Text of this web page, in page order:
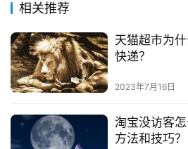
目
电
商
创
创
此时可以进入支付宝账户，
垫付的退款金额。而且这个退款交
解决，不需要你特别关注。
补充说明:
目前对于快退设定的金额没
就可以享受优惠。
相关推荐
天猫超市为
快递？
2023年7月16日
淘宝没访客
方法和技巧？